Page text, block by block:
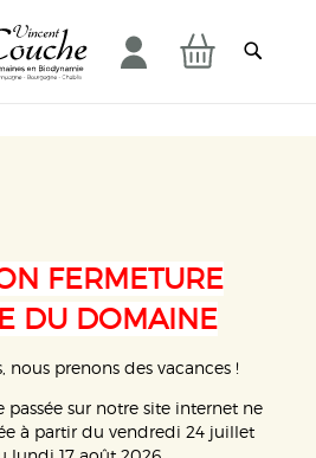
FERMETURE
DU DOMAINE
nous prenons des vacances !
sur notre site internet ne
à partir du vendredi 24 juillet